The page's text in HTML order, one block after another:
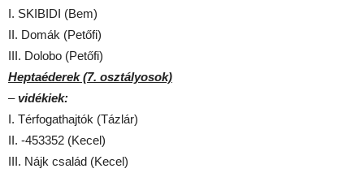
I. SKIBIDI (Bem)
II. Domák (Petőfi)
III. Dolobo (Petőfi)
Heptaéderek (7. osztályosok)
–vidékiek:
I. Térfogathajtók (Tázlár)
II. -453352 (Kecel)
III. Nájk család (Kecel)